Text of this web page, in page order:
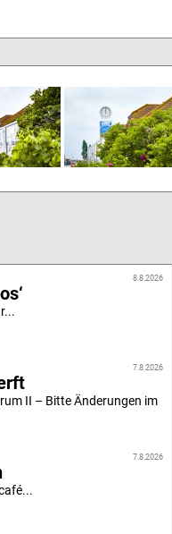
8.8.2026
7.8.2026
II – Bitte Änderungen im
7.8.2026